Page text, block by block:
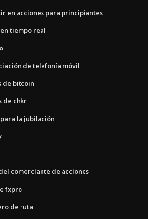
en acciones para principiantes
tiempo real
de telefonía móvil
de bitcoin
de chkr
la jubilación
comerciante de acciones
fxpro
de ruta